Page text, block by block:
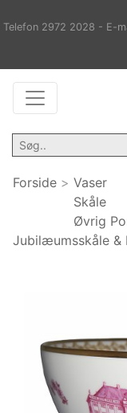
Telefon 2972 2028 - E-
Forside > Vaser
Skåle
Øvrig
Jubilæumsskåle &